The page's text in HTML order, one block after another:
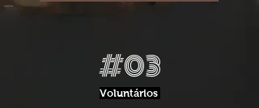
#03
Voluntários